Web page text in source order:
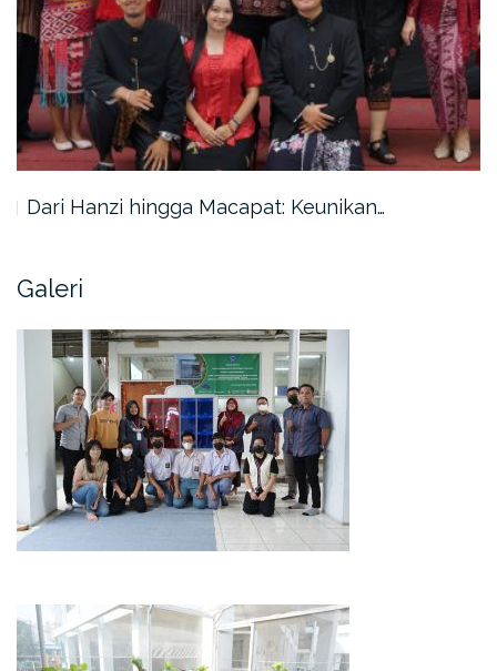
Dari Hanzi hingga Macapat: Keunikan…
Galeri